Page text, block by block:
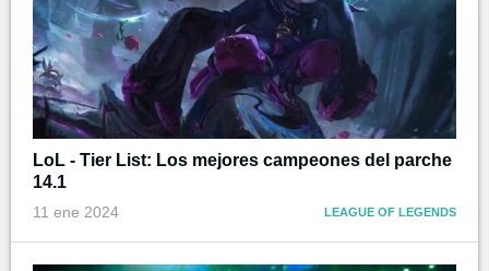
LoL - Tier List: Los mejores campeones del parche
14.1
11 ene 2024 LEAGUE OF LEGENDS